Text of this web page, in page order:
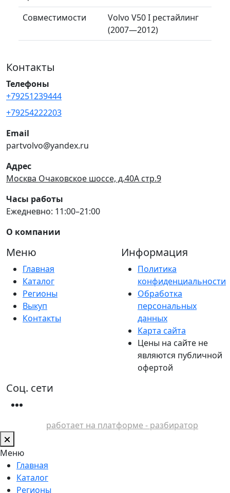
Совместимости
Volvo V50 I рестайлинг
(2007—2012)
Контакты
Телефоны
+79251239444
+79254222203
Email
partvolvo@yandex.ru
Адрес
Москва Очаковское шоссе, д.40А стр.9
Часы работы
Ежедневно: 11:00–21:00
О компании
Меню
Главная
Каталог
Регионы
Выкуп
Контакты
Информация
Политика
конфиденциальности
Обработка
персональных
данных
Карта сайта
Цены на сайте не
являются публичной
офертой
Соц. сети
работает на платформе - разбиратор
Меню
Главная
Каталог
Регионы